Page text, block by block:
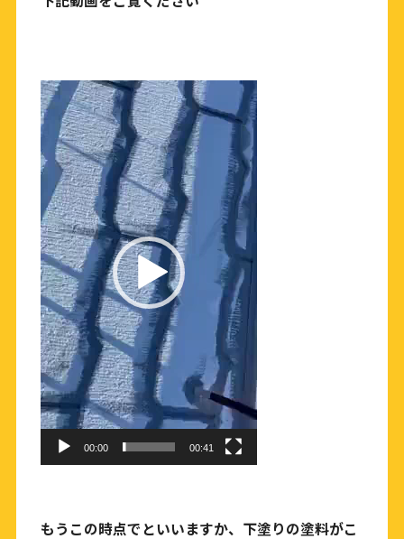
動
画
プ
レ
ヤ
ー
00:00 00:41
もうこの時点でといいますか、下塗りの塗料がこ